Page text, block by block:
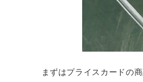
まずはプライスカードの